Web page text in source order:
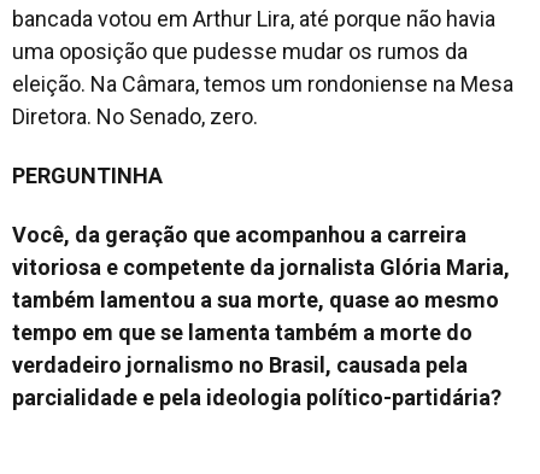
bancada votou em Arthur Lira, até porque não havia
uma oposição que pudesse mudar os rumos da
eleição. Na Câmara, temos um rondoniense na Mesa
Diretora. No Senado, zero.
PERGUNTINHA
Você, da geração que acompanhou a carreira
vitoriosa e competente da jornalista Glória Maria,
também lamentou a sua morte, quase ao mesmo
tempo em que se lamenta também a morte do
verdadeiro jornalismo no Brasil, causada pela
parcialidade e pela ideologia político-partidária?